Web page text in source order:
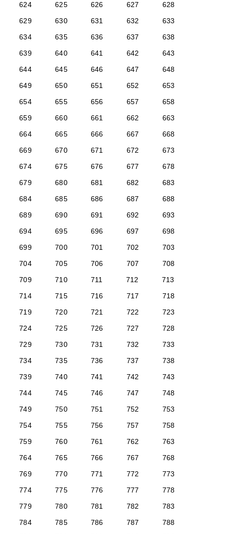
624
625 626 627
628
629
630 631 632
633
634
635 636 637
638
639
640 641 642
643
644
645 646 647
648
649
650 651 652
653
654
655 656 657
658
659
660 661 662
663
664
665 666 667
668
669
670 671 672
673
674
675 676 677
678
679
680 681 682
683
684
685 686 687
688
689
690 691 692
693
694
695 696 697
698
699
700 701 702
703
704
705 706 707
708
709
710 711 712
713
714
715 716 717
718
719
720 721 722
723
724
725 726 727
728
729
730 731 732
733
734
735 736 737
738
739
740 741 742
743
744
745 746 747
748
749
750 751 752
753
754
755 756 757
758
759
760 761 762
763
764
765 766 767
768
769
770 771 772
773
774
775 776 777
778
779
780 781 782
783
784
785 786 787
788